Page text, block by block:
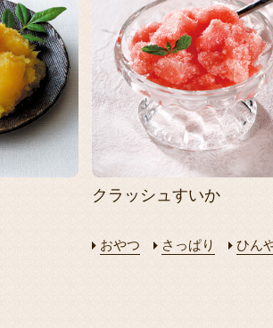
クラッシュすいか
おやつ さっぱり ひん